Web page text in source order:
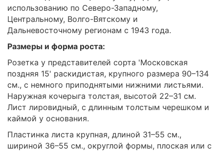
использованию по Северо-Западному,
Центральному, Волго-Вятскому и
Дальневосточному регионам с 1943 года.
Размеры и форма роста:
Розетка у представителей сорта 'Московская
поздняя 15' раскидистая, крупного размера 90–134
см., с немного приподнятыми нижними листьями.
Наружная кочерыга толстая, высотой 22–31 см.
Лист лировидный, с длинным толстым черешком и
каймой у основания.
Пластинка листа крупная, длиной 31–55 см.,
шириной 36–55 см., округлой формы, плоская или с